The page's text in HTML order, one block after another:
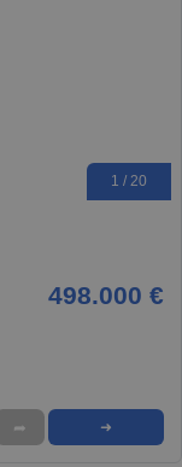
1 / 20
498.000 €
➦ ➜